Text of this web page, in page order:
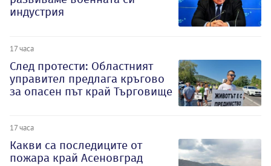
индустрия
17 часа
След протести: Областният
управител предлага кръгово
за опасен път край Търговище
17 часа
Какви са последиците от
пожара край Асеновград